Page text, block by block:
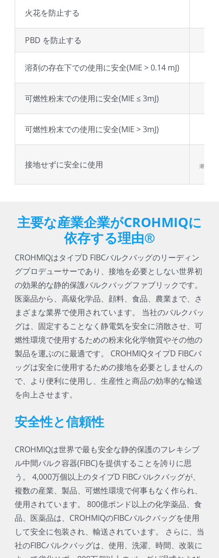
火花を防止する
PBD を防止する
溶剤の存在下での使用に安全(MIE > 0.14 mJ)
可燃性粉末での使用に安全(MIE ≤ 3mJ)
可燃性粉末での使用に安全(MIE > 3mJ)
接地せずに安全に使用
溶剤や
主要な産業企業がCROHMIQに
依存する理由®
CROHMIQはタイプD FIBCバルクバッグのリーディン
グプロデューサーであり、接地を必要としない世界初
の効果的な静的保護バルクバッグファブリックです。
医薬品から、高級化学品、顔料、食品、農業まで、さ
まざまな業界で使用されています。 当社のバルクバッ
グは、固定することなく静電気を安全に消散させ、可
燃性環境で使用するための粉末化化学物質やその他の
製品を運ぶのに最適です。 CROHMIQタイプD FIBCバ
ッグは安全に使用するための接地を必要としませんの
で、より便利に使用し、生産性と商品の効率的な輸送
を向上させます。
安全性と信頼性
CROHMIQは世界で最も安全な静的保護のフレキシブ
ル中間バルク容器(FIBC)を提供することを誇りに思
う。 4,000万個以上のタイプD FIBCバルクバッグが、
複数の産業、製品、可燃性環境で何事もなく作られ、
使用されています。 800億ポンド以上の化学薬品、食
品、医薬品は、CROHMIQのFIBCバルクバッグを使用
して安全に包装され、輸送されています。 さらに、当
社のFIBCバルクバッグは、使用、洗濯、時間、改装に